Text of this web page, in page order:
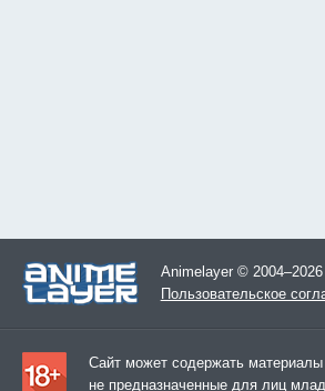
Animelayer © 2004–2026
Пользовательское
Сайт может содержать материалы
не предназначенные для лиц